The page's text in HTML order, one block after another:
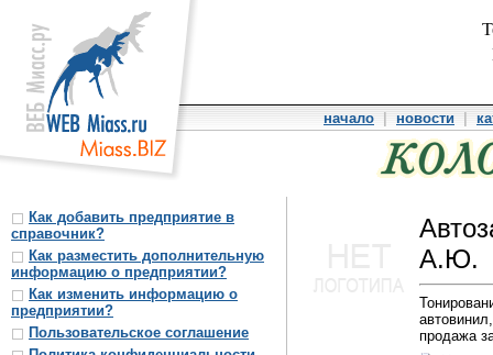
начало новости
Как добавить предприятие в
справочник?
Как разместить дополнительную
информацию о предприятии?
Как изменить информацию о
предприятии?
Пользовательское соглашение
А.Ю.
продажа